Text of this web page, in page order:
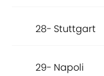
28- Stuttgart
29- Napoli